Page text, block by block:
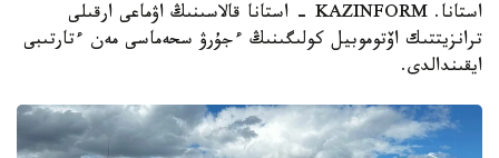
استانا. KAZINFORM - استانا قالاسىنىڭ اۋماعى ارقىلى
ترانزيتتىك اۆتوموبيل كولىگىنىڭ ءجۇرۋ سحەماسى مەن ءتارتىبى
ايقىندالدى.